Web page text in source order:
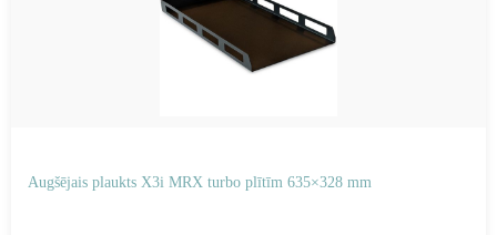
Augšējais plaukts X3i MRX turbo plītīm 635×328 mm